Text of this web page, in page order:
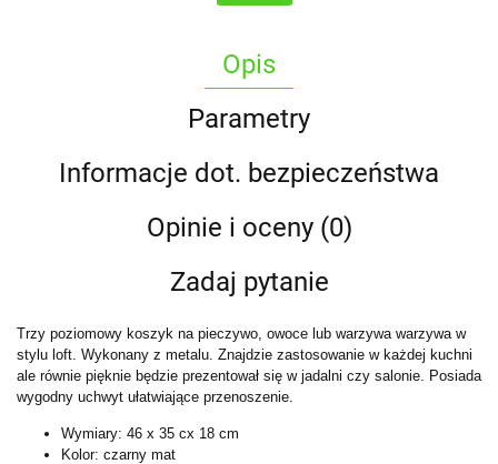
Opis
Parametry
Informacje dot. bezpieczeństwa
Opinie i oceny (0)
Zadaj pytanie
Trzy poziomowy koszyk na pieczywo, owoce lub warzywa warzywa w
stylu loft. Wykonany z metalu. Znajdzie zastosowanie w każdej kuchni
ale równie pięknie będzie prezentował się w jadalni czy salonie. Posiada
wygodny uchwyt ułatwiające przenoszenie.
Wymiary: 46 x 35 cx 18 cm
Kolor: czarny mat